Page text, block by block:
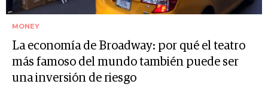
MONEY
La economía de Broadway: por qué el teatro
más famoso del mundo también puede ser
una inversión de riesgo